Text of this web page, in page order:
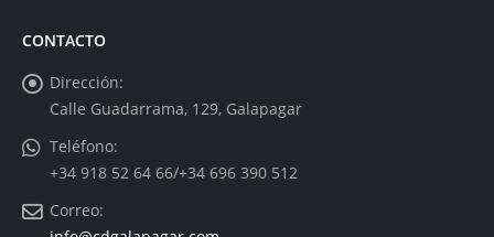
CONTACTO
Dirección:
Calle Guadarrama, 129, Galapagar
Teléfono:
+34 918 52 64 66/+34 696 390 512
Correo: